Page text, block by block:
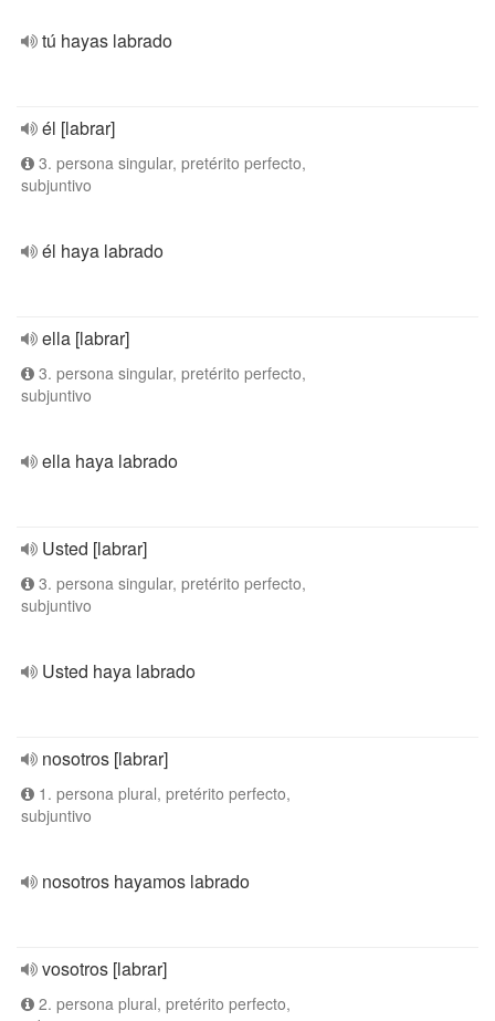
tú hayas labrado
él [labrar]
3. persona singular, pretérito perfecto,
subjuntivo
él haya labrado
ella [labrar]
3. persona singular, pretérito perfecto,
subjuntivo
ella haya labrado
Usted [labrar]
3. persona singular, pretérito perfecto,
subjuntivo
Usted haya labrado
nosotros [labrar]
1. persona plural, pretérito perfecto,
subjuntivo
nosotros hayamos labrado
vosotros [labrar]
2. persona plural, pretérito perfecto,